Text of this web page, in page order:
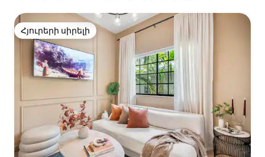
Հյուրերի սիրելի
Հյուրերի սիրելի